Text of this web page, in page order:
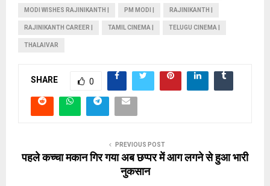
MODI WISHES RAJINIKANTH | PM MODI | RAJINIKANTH |
RAJINIKANTH CAREER | TAMIL CINEMA | TELUGU CINEMA |
THALAIVAR
SHARE 0
PREVIOUS POST
पहले कच्चा मकान गिर गया अब छप्पर में आग लगने से हुआ भारी
नुकसान